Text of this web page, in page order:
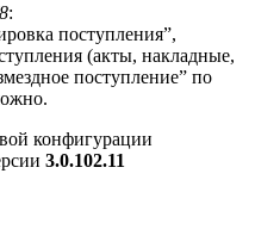
:
поступления”,
(акты, накладные,
поступление” по
конфигурации
3.0.102.11